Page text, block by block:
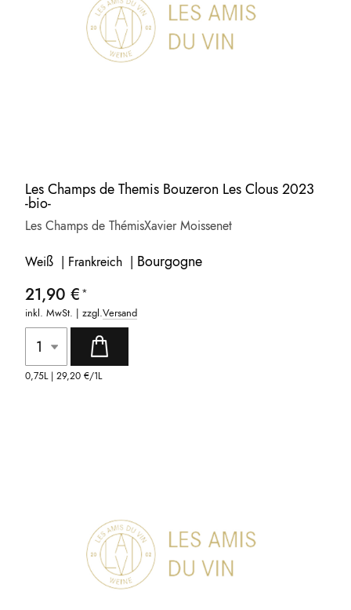
Les Champs de Themis Bouzeron Les Clous 2023
-bio-
Les Champs de ThémisXavier Moissenet
Weiß | Frankreich | Bourgogne
21,90 €
inkl. MwSt. | zzgl.Versand
0,75L |29,20 €/1L